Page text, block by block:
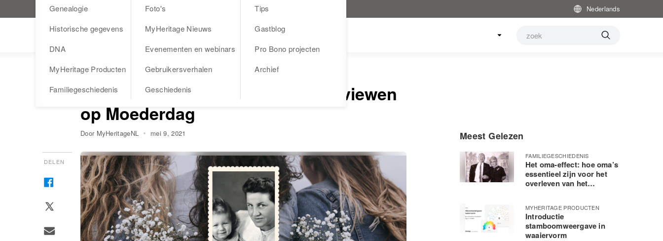
Bezoek MyHeritage.nl Nederlands
Blog
Genealogie
Historische gegevens
DNA
MyHeritage Producten
Familiegeschiedenis
Foto's
MyHeritage Nieuws
Evenementen en webinars
Gebruikersverhalen
Geschiedenis
Tips
Gastblog
Pro Bono projecten
Archief
TIPS
26 vragen om uw moeder te interviewen
op Moederdag
Door MyHeritageNL mei 9, 2021
DELEN
Meest Gelezen
FAMILIEGESCHIEDENIS
Het oma-effect: hoe oma’s
essentieel zijn voor het
overleven van het
MYHERITAGE PRODUCTEN
Introductie
stamboomweergave in
waaiervorm